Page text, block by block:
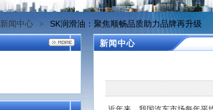
新闻中心 > SK润滑油：聚焦顺畅品质助力品牌再升级
新闻中心